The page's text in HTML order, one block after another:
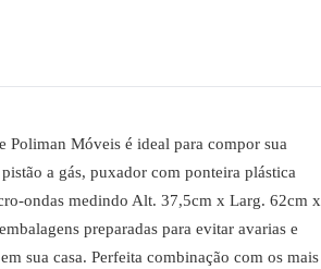
Poliman Móveis é ideal para compor sua
a gás, puxador com ponteira plástica
ondas medindo Alt. 37,5cm x Larg. 62cm x
preparadas para evitar avarias e
sua casa. Perfeita combinação com os mais